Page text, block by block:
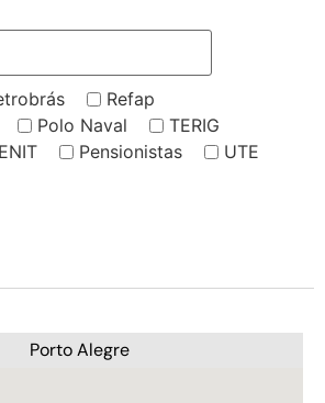
Refap
Polo Naval
TERIG
Pensionistas
UTE
Porto Alegre